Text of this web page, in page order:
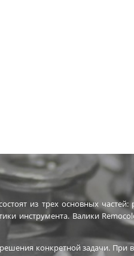
из трех основных
инструмента. Валики
конкретной задачи.